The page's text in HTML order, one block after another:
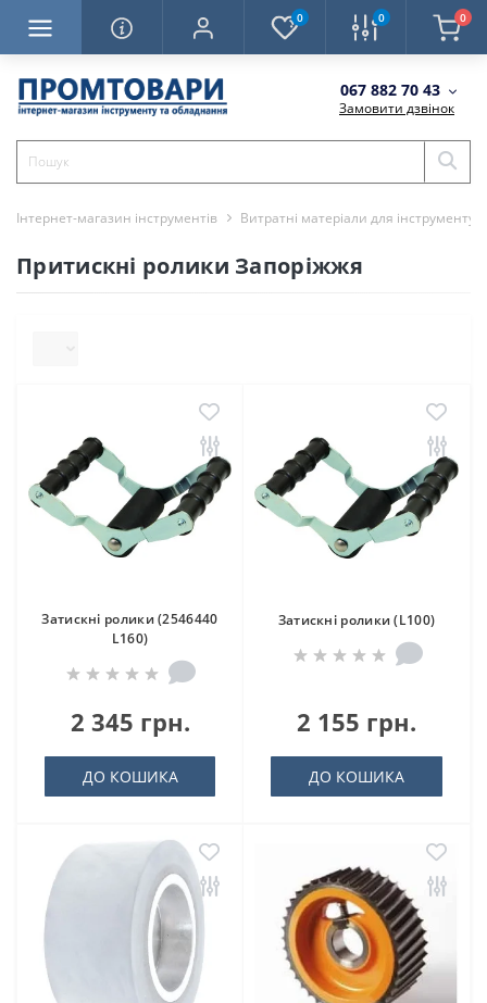
0 0 0
067 882 70 43
Замовити дзвінок
Інтернет-магазин інструментів Витратні матеріали для інструменту
Притискні ролики Запоріжжя
Затискні ролики (2546440
L160)
2 345 грн.
ДО КОШИКА
Затискні ролики (L100)
2 155 грн.
ДО КОШИКА